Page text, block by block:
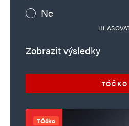
Ne
Zobrazit výsledky
TÓČKO
TÓčko